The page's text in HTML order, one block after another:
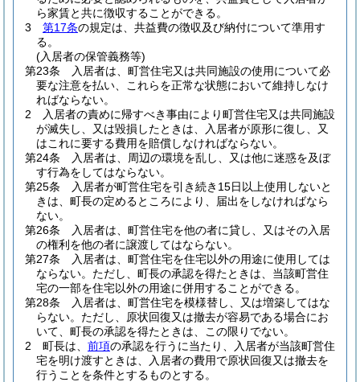
ら家賃と共に徴収することができる。
3
第17条の規定は、共益費の徴収及び納付について準用す
る。
(入居者の保管義務等)
第23条
入居者は、町営住宅又は共同施設の使用について必
要な注意を払い、これらを正常な状態において維持しなけ
ればならない。
2
入居者の責めに帰すべき事由により町営住宅又は共同施設
が滅失し、又は毀損したときは、入居者が原形に復し、又
はこれに要する費用を賠償しなければならない。
第24条
入居者は、周辺の環境を乱し、又は他に迷惑を及ぼ
す行為をしてはならない。
第25条
入居者が町営住宅を引き続き15日以上使用しないと
きは、町長の定めるところにより、届出をしなければなら
ない。
第26条
入居者は、町営住宅を他の者に貸し、又はその入居
の権利を他の者に譲渡してはならない。
第27条
入居者は、町営住宅を住宅以外の用途に使用しては
ならない。 ただし、町長の承認を得たときは、当該町営住
宅の一部を住宅以外の用途に併用することができる。
第28条
入居者は、町営住宅を模様替し、又は増築してはな
らない。 ただし、原状回復又は撤去が容易である場合にお
いて、町長の承認を得たときは、この限りでない。
2
町長は、 前項の承認を行うに当たり、入居者が当該町営住
宅を明け渡すときは、入居者の費用で原状回復又は撤去を
行うことを条件とするものとする。